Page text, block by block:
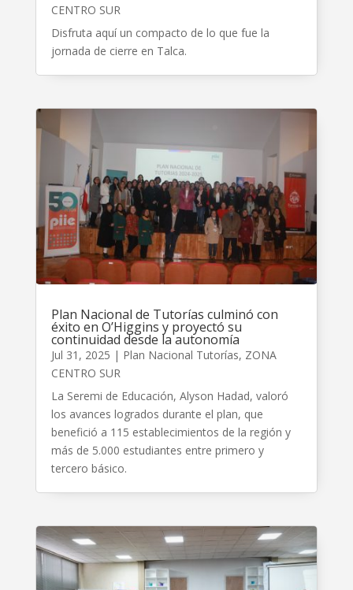
CENTRO SUR
Disfruta aquí un compacto de lo que fue la
jornada de cierre en Talca.
Plan Nacional de Tutorías culminó con
éxito en O’Higgins y proyectó su
continuidad desde la autonomía
Jul 31, 2025 | Plan Nacional Tutorías, ZONA
CENTRO SUR
La Seremi de Educación, Alyson Hadad, valoró
los avances logrados durante el plan, que
benefició a 115 establecimientos de la región y
más de 5.000 estudiantes entre primero y
tercero básico.